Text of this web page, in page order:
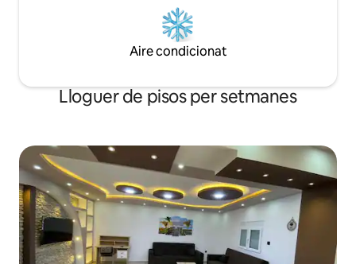
Aire condicionat
Lloguer de pisos per setmanes